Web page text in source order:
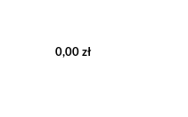
0,00 zł